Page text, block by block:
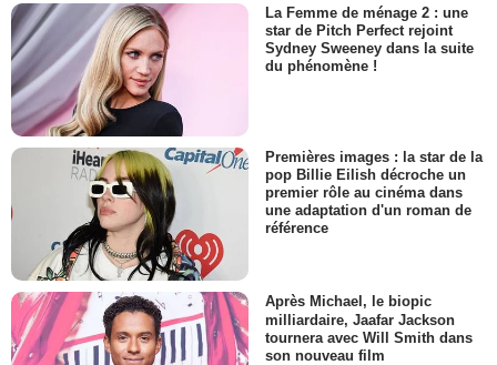
La Femme de ménage 2 : une
star de Pitch Perfect rejoint
Sydney Sweeney dans la suite
du phénomène !
Premières images : la star de la
pop Billie Eilish décroche un
premier rôle au cinéma dans
une adaptation d'un roman de
référence
Après Michael, le biopic
milliardaire, Jaafar Jackson
tournera avec Will Smith dans
son nouveau film